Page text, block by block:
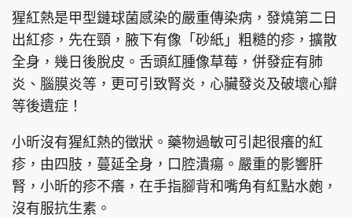
頭條日報 星島環球 The Standard
頭條搵工
猩紅熱是甲型鏈球菌感染的嚴重傳染病，發燒第二日
出紅疹，先在頸，腋下有像「砂紙」粗糙的疹，擴散
全身，幾日後脫皮。舌頭紅腫像草莓，併發症有肺
炎、腦膜炎等，更可引致腎炎，心臟發炎及破壞心瓣
等後遺症！
小昕沒有猩紅熱的徵狀。藥物過敏可引起很癢的紅
疹，由四肢，蔓延全身，口腔潰瘍。嚴重的影響肝
腎，小昕的疹不癢，在手指腳背和嘴角有紅點水皰，
沒有服抗生素。